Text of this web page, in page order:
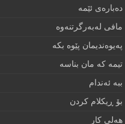
دەبارەى ئێمە
مافى لەبەرگرتنەوە
په‌يوه‌نديمان پێوه‌ بكه‌‌
تيمه كه مان بناسه
ببه‌ ئه‌ندام
بۆ ڕيكلام كردن
هه‌لی كار